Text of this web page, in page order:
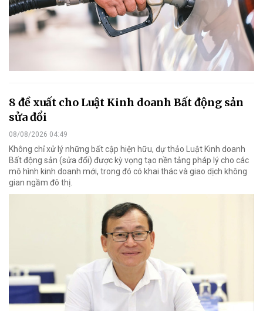
8 đề xuất cho Luật Kinh doanh Bất động sản
sửa đổi
08/08/2026 04:49
Không chỉ xử lý những bất cập hiện hữu, dự thảo Luật Kinh doanh
Bất động sản (sửa đổi) được kỳ vọng tạo nền tảng pháp lý cho các
mô hình kinh doanh mới, trong đó có khai thác và giao dịch không
gian ngầm đô thị.